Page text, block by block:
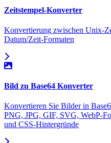
Zeitstempel-Konverter
Konvertierung zwischen Unix-
Datum/Zeit-Formaten
Bild zu Base64 Konverter
Konvertieren Sie Bilder in
PNG, JPG, GIF, SVG, WebP-
und CSS-Hintergründe